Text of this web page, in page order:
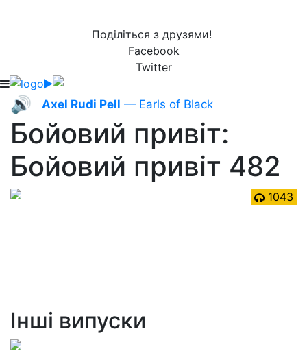
Поділіться з друзями!
Facebook
Twitter
🔊 Axel Rudi Pell — Earls of Black
Бойовий привіт:
Бойовий привіт 482
1043
Інші випуски